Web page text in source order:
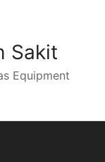
Sakit
Equipment